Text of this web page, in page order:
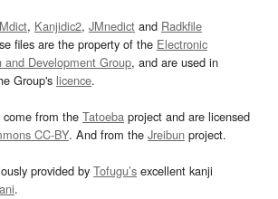
, Kanjidic2, JMnedict and Radkfile
files are the property of the Electronic
and Development Group, and are used in
Group's licence.
come from the Tatoeba project and are licensed
CC-BY. And from the Jreibun project.
provided by Tofugu’s excellent kanji
.